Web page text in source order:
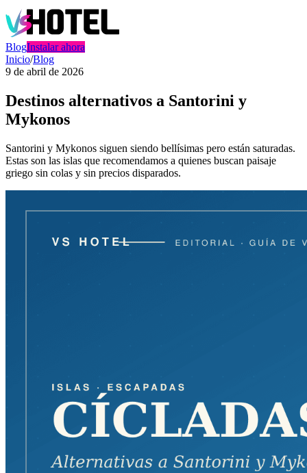
BlogInstalar ahora
Inicio/Blog
9 de abril de 2026
Destinos alternativos a Santorini y
Mykonos
Santorini y Mykonos siguen siendo bellísimas pero están saturadas.
Estas son las islas que recomendamos a quienes buscan paisaje
griego sin colas y sin precios disparados.